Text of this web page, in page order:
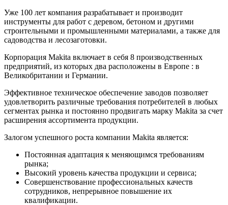
Уже 100 лет компания разрабатывает и производит
инструменты для работ с деревом, бетоном и другими
строительными и промышленными материалами, а также для
садоводства и лесозаготовки.
Корпорация Makita включает в себя 8 производственных
предприятий, из которых два расположены в Европе : в
Великобритании и Германии.
Эффективное техническое обеспечение заводов позволяет
удовлетворить различные требования потребителей в любых
сегментах рынка и постоянно продвигать марку Makita за счет
расширения ассортимента продукции.
Залогом успешного роста компании Makita является:
Постоянная адаптация к меняющимся требованиям
рынка;
Высокий уровень качества продукции и сервиса;
Совершенствование профессиональных качеств
сотрудников, непрерывное повышение их
квалификации.